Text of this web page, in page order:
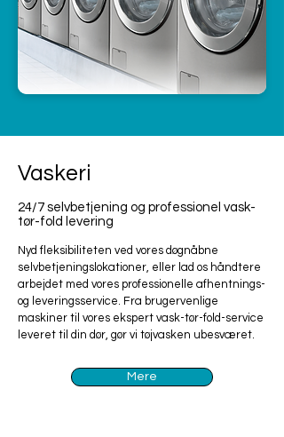
Vaskeri
24/7 selvbetjening og professionel vask-
tør-fold levering
Nyd fleksibiliteten ved vores døgnåbne
selvbetjeningslokationer, eller lad os håndtere
arbejdet med vores professionelle afhentnings-
og leveringsservice. Fra brugervenlige
maskiner til vores ekspert vask-tør-fold-service
leveret til din dør, gør vi tøjvasken ubesværet.
Mere